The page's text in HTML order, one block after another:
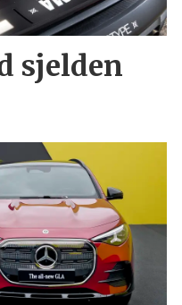
sjelden